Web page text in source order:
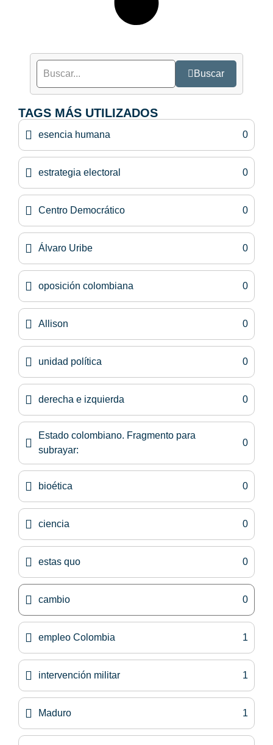
Buscar
TAGS MÁS UTILIZADOS
esencia humana 0
estrategia electoral 0
Centro Democrático 0
Álvaro Uribe 0
oposición colombiana 0
Allison 0
unidad política 0
derecha e izquierda 0
Estado colombiano. Fragmento para
subrayar:
0
bioética 0
ciencia 0
estas quo 0
cambio 0
empleo Colombia 1
intervención militar 1
Maduro 1